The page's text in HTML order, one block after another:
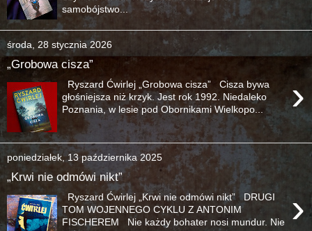
samobójstwo...
środa, 28 stycznia 2026
„Grobowa cisza”
›
Ryszard Ćwirlej „Grobowa cisza” Cisza bywa
głośniejsza niż krzyk. Jest rok 1992. Niedaleko
Poznania, w lesie pod Obornikami Wielkopo...
poniedziałek, 13 października 2025
„Krwi nie odmówi nikt”
›
Ryszard Ćwirlej „Krwi nie odmówi nikt” DRUGI
TOM WOJENNEGO CYKLU Z ANTONIM
FISCHEREM Nie każdy bohater nosi mundur. Nie